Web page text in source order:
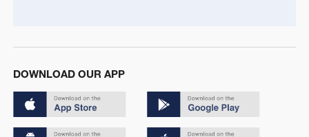
DOWNLOAD OUR APP